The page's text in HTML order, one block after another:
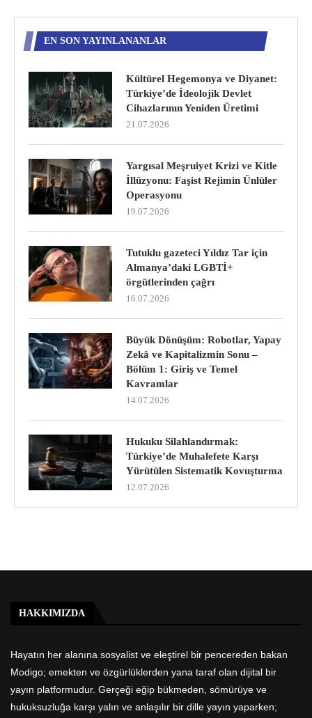
EN SON YAYINLANANLAR
Kültürel Hegemonya ve Diyanet:
Türkiye’de İdeolojik Devlet
Cihazlarının Yeniden Üretimi
21.07.2026
Yargısal Meşruiyet Krizi ve Kitle
İllüzyonu: Faşist Rejimin Ünlüler
Operasyonu
19.07.2026
Tutuklu gazeteci Yıldız Tar için
Almanya’daki LGBTİ+
örgütlerinden çağrı
16.07.2026
Büyük Dönüşüm: Robotlar, Yapay
Zekâ ve Kapitalizmin Sonu –
Bölüm 1: Giriş ve Temel
Kavramlar
14.07.2026
Hukuku Silahlandırmak:
Türkiye’de Muhalefete Karşı
Yürütülen Sistematik Kovuşturma
12.07.2026
HAKKIMIZDA
Hayatın her alanına sosyalist ve eleştirel bir pencereden bakan
Modigo; emekten ve özgürlüklerden yana taraf olan dijital bir
yayın platformudur. Gerçeği eğip bükmeden, sömürüye ve
hukuksuzluğa karşı yalın ve anlaşılır bir dille yayın yaparken;